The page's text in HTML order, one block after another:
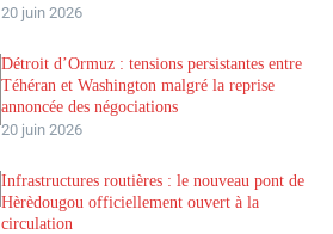
20 juin 2026
Détroit d’Ormuz : tensions persistantes entre
Téhéran et Washington malgré la reprise
annoncée des négociations
20 juin 2026
Infrastructures routières : le nouveau pont de
Hèrèdougou officiellement ouvert à la
circulation